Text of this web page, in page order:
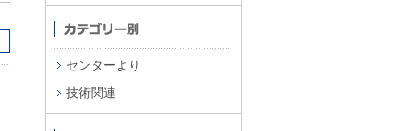
センターより
技術関連